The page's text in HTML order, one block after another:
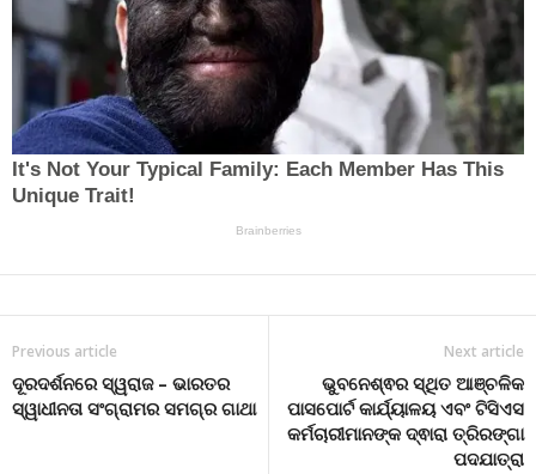
Previous article
ଦୂରଦର୍ଶନରେ ସ୍ୱରାଜ – ଭାରତର
ସ୍ୱାଧୀନତା ସଂଗ୍ରାମର ସମଗ୍ର ଗାଥା
Next article
ଭୁବନେଶ୍ଵର ସ୍ଥିତ ଆଞ୍ଚଳିକ
ପାସପୋର୍ଟ କାର୍ଯ୍ୟାଳୟ ଏବଂ ଟିସିଏସ
କର୍ମଚାରୀମାନଙ୍କ ଦ୍ଵାରା ତ୍ରିରଙ୍ଗା
ପଦଯାତ୍ରା